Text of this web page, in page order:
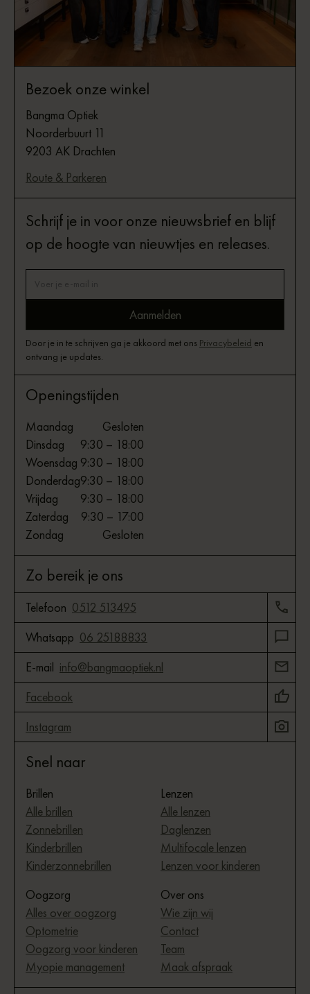
Bezoek onze winkel
Bangma Optiek
Noorderbuurt 11
9203 AK Drachten
Route & Parkeren
Schrijf je in voor onze nieuwsbrief en blijf
op de hoogte van nieuwtjes en releases.
Door je in te schrijven ga je akkoord met ons Privacybeleid en
ontvang je updates.
Openingstijden
Maandag
Gesloten
Dinsdag
9:30 – 18:00
Woensdag 9:30 – 18:00
Donderdag9:30 – 18:00
Vrijdag
9:30 – 18:00
Zaterdag
9:30 – 17:00
Zondag
Gesloten
Zo bereik je ons
Telefoon 0512 513495
Whatsapp 06 25188833
E-mail info@bangmaoptiek.nl
Facebook
Instagram
Snel naar
Brillen
Alle brillen
Zonnebrillen
Kinderbrillen
Kinderzonnebrillen
Lenzen
Alle lenzen
Daglenzen
Multifocale lenzen
Lenzen voor kinderen
Oogzorg
Alles over oogzorg
Optometrie
Oogzorg voor kinderen
Myopie management
Over ons
Wie zijn wij
Contact
Team
Maak afspraak